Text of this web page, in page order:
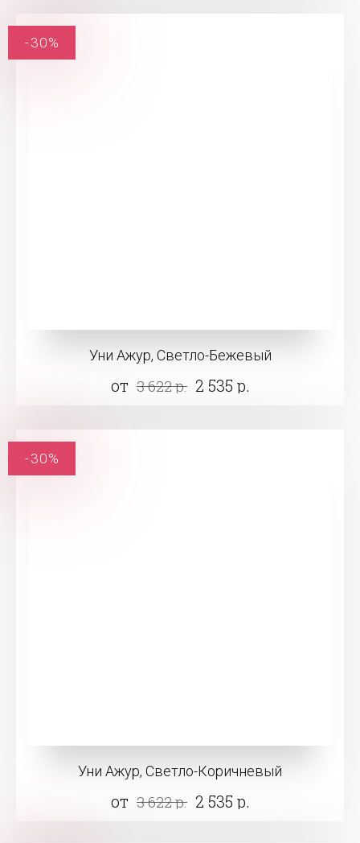
Уни Ажур, Светло-Бежевый
от 3 622 р. 2 535 р.
-30%
Уни Ажур, Светло-Коричневый
от 3 622 р. 2 535 р.
-30%